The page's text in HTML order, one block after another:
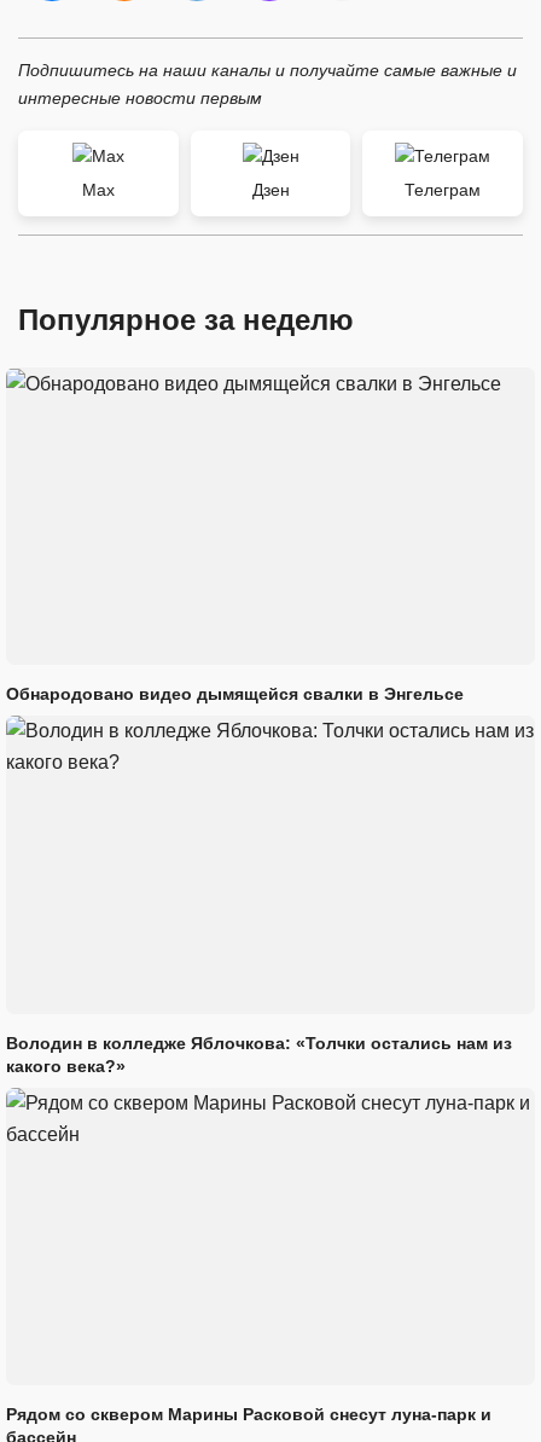
Подпишитесь на наши каналы и получайте самые важные и
интересные новости первым
Max Дзен Телеграм
Популярное за неделю
Обнародовано видео дымящейся свалки в Энгельсе
Володин в колледже Яблочкова: «Толчки остались нам из
какого века?»
Рядом со сквером Марины Расковой снесут луна-парк и
бассейн